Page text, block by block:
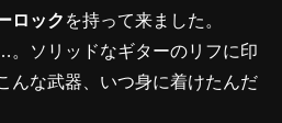
ロック を持って来ました。
。ソリッドなギターのリフに印
んな武器、いつ身に着けたんだ